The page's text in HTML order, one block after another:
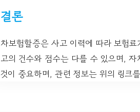
결론
차보험할증은 사고 이력에 따라 보험
고의 건수와 점수는 다를 수 있으며,
것이 중요하며, 관련 정보는 위의 링크